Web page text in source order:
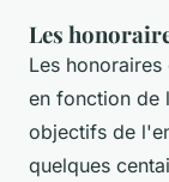
Les
Les
en fonction de
objectifs de
quelques